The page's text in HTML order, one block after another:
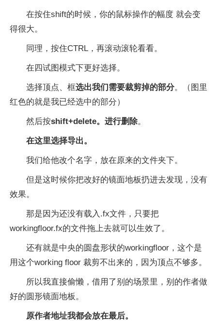
在按住shift的时候，你的鼠标操作的幅度 就会变
得很大。
同理，按住CTRL，再滚动滚轮看看。
在四试图模式下更好选择。
选择顶点、框选出我们需要裁剪掉的部分。（图里
红色的就是我已经选中的部分）
然后按shift+delete。进行删除。
在这里选择导出。
我们给他改个名字，放在原来的文件夹下。
但是这时候你把改好的镜面地板扔进去发现，没有
效果。
那是因为还没有载入.fx文件，只要把
workingfloor.fx的文件拖上去就可以生效了。
还有就是中央的圆盘形状的workingfloor，这个是
用这个working floor 裁剪不出来的，因为顶点不够多。
所以我直接偷懒，借用了别的场景里，别的作者做
好的圆形镜面地板。
原作者地址我都会放在最后。